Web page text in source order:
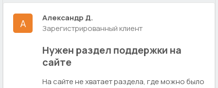
А
Александр Д.
Зарегистрированный клиент
Нужен раздел поддержки на
сайте
На сайте не хватает раздела, где можно было